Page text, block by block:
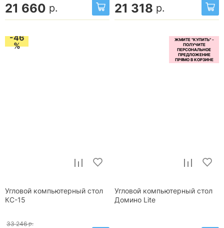
21 660 р. 21 318 р.
-46
%
Угловой компьютерный стол
КС-15
33 246 р.
Угловой компьютерный стол
Домино Lite